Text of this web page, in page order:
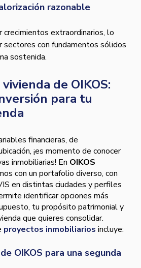
razonable
crecimientos extraordinarios, lo
sectores con fundamentos sólidos
sostenida.
de OIKOS:
para tu
financieras, de
¡es momento de conocer
inmobiliarias! En OIKOS
con un portafolio diverso, con
en distintas ciudades y perfiles
identificar opciones más
tu propósito patrimonial y
que quieres consolidar.
proyectos inmobiliarios incluye:
OIKOS para una segunda